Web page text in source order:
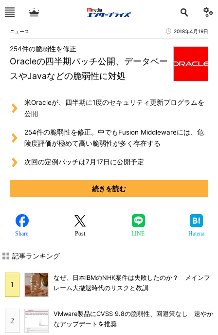
ニュース 2018年4月19日
Oracleの四半期パッチ公開、データベー
スやJavaなどの脆弱性に対処
254件の脆弱性を修正
米Oracleが、四半期に1度のセキュリティ更新プログラムを
公開
254件の脆弱性を修正。中でもFusion Middlewareには、危
険度評価が極めて高い脆弱性が多く存在する
次回の定例パッチは7月17日に公開予定
続きを読む
Share Post LINE Hatena
記事ランキング
なぜ、日本IBMのNHK案件は失敗したのか？ メインフ
レーム大撤退時代のリスクと教訓
VMware製品にCVSS 9.8の脆弱性、回避策なし 速やか
なアップデートを推奨